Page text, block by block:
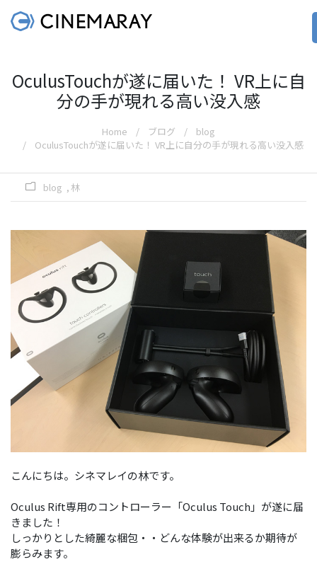
OculusTouchが遂に届いた！ VR上に自
分の手が現れる高い没入感
Home ブログ
blog
OculusTouchが遂に届いた！ VR上に自分の手が現れる高い没入感
blog 林
こんにちは。シネマレイの林です。
Oculus Rift専用のコントローラー「Oculus Touch」が遂に届
きました！
しっかりとした綺麗な梱包・・どんな体験が出来るか期待が
膨らみます。